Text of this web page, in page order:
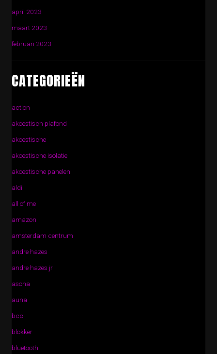
april 2023
maart 2023
februari 2023
CATEGORIEËN
action
akoestisch plafond
akoestische
akoestische isolatie
akoestische panelen
aldi
all of me
amazon
amsterdam centrum
andre hazes
andre hazes jr
asona
auna
bcc
blokker
bluetooth